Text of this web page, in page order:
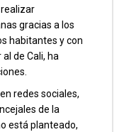
gracias a los
habitantes y con
de Cali, ha
redes sociales,
de la
está planteado,